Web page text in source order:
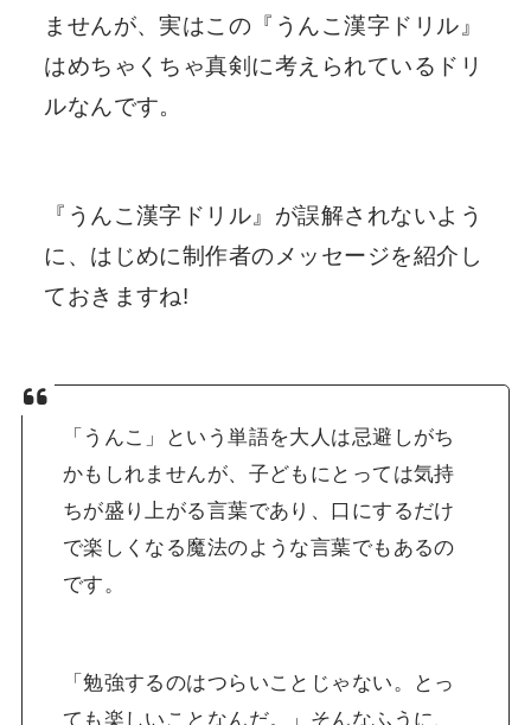
ませんが、実はこの『うんこ漢字ドリル』
はめちゃくちゃ真剣に考えられているドリ
ルなんです。
『うんこ漢字ドリル』が誤解されないよう
に、はじめに制作者のメッセージを紹介し
ておきますね!
「うんこ」という単語を大人は忌避しがち
かもしれませんが、子どもにとっては気持
ちが盛り上がる言葉であり、口にするだけ
で楽しくなる魔法のような言葉でもあるの
です。
「勉強するのはつらいことじゃない。とっ
ても楽しいことなんだ。」そんなふうに、